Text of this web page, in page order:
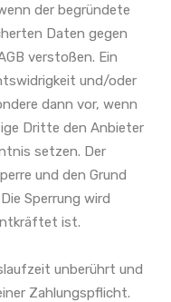
der begründete
Daten gegen
verstoßen. Ein
und/oder
dann vor, wenn
Dritte den Anbieter
setzen. Der
und den Grund
Sperrung wird
ist.
unberührt und
Zahlungspflicht.